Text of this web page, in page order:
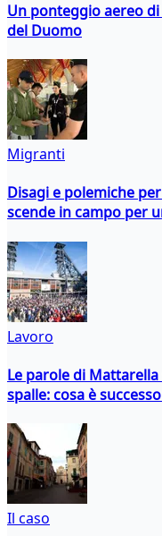
Un ponteggio aereo
del Duomo
Migranti
Disagi e polemiche
scende in campo per
Lavoro
Le parole di
spalle: cosa è
Il caso